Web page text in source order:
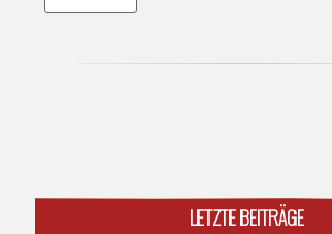
LETZTE BEITRÄGE